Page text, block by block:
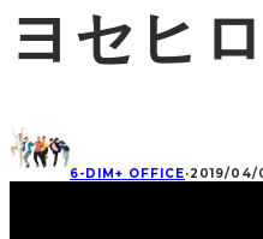
ヨセヒ
6-DIM+ OFFICE·2019/04/